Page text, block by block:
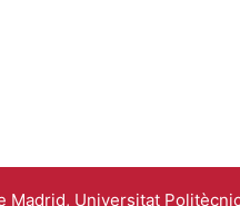
Universitat